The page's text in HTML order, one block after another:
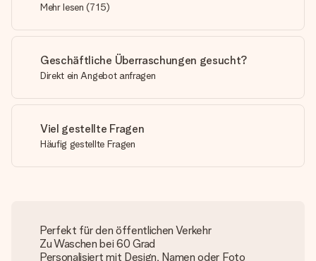
Mehr lesen (715)
Geschäftliche Überraschungen gesucht?
Direkt ein Angebot anfragen
Viel gestellte Fragen
Häufig gestellte Fragen
Perfekt für den öffentlichen Verkehr
Zu Waschen bei 60 Grad
Personalisiert mit Design, Namen oder Foto